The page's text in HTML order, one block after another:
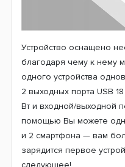
Устройство оснащено
благодаря чему к нему
одного устройства
2 выходных порта USB
Вт и входной/выходной
помощью Вы можете
и 2 смартфона — вам
зарядится первое